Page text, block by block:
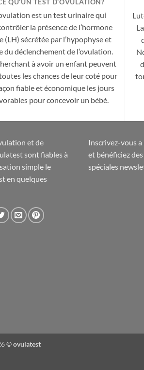
QU’UN TEST D’OVULATION?
est un test urinaire qui
la présence de l’hormone
(LH) sécrétée par l’hypophyse et
du déclenchement de l’ovulation.
à avoir un enfant peuvent
les chances de leur coté pour
fiable et économique les jours
pour concevoir un bébé.
et de
sont fiables à
simple le
en quelques
Inscrivez-vous
et bénéficiez
spéciales
©ovulatest